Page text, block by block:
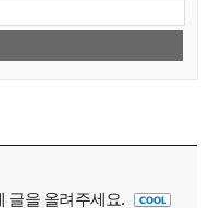
글을 올려주세요.